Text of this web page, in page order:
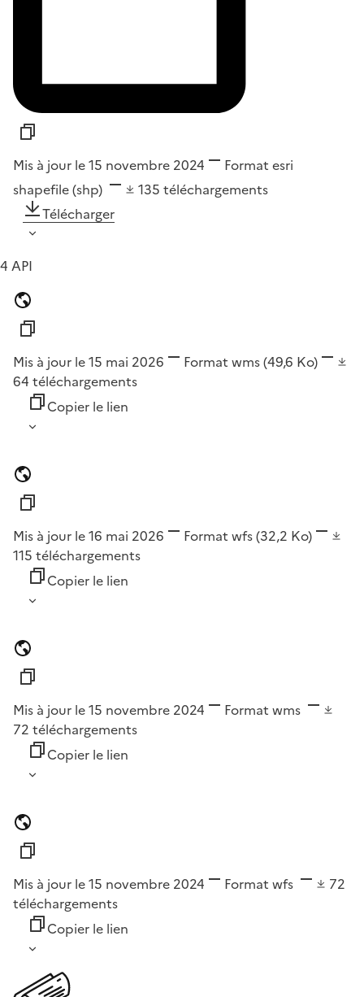
Mis à jour le 15 novembre 2024 Format esri
shapefile (shp)
135 téléchargements
Télécharger
4 API
Mis à jour le 15 mai 2026 Format wms(49,6 Ko)
64 téléchargements
Copier le lien
Mis à jour le 16 mai 2026 Format wfs(32,2 Ko)
115 téléchargements
Copier le lien
Mis à jour le 15 novembre 2024 Format wms
72 téléchargements
Copier le lien
Mis à jour le 15 novembre 2024 Format wfs
72
téléchargements
Copier le lien